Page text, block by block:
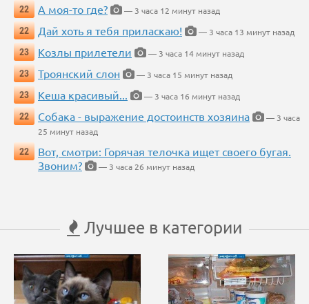
22
А моя-то где?
— 3 часа 12 минут назад
22
Дай хоть я тебя приласкаю!
— 3 часа 13 минут назад
23
Козлы прилетели
— 3 часа 14 минут назад
23
Троянский слон
— 3 часа 15 минут назад
23
Кеша красивый...
— 3 часа 16 минут назад
22
Собака - выражение достоинств хозяина
— 3 часа
25 минут назад
22
Вот, смотри: Горячая телочка ищет своего бугая.
Звоним?
— 3 часа 26 минут назад
Лучшее в категории